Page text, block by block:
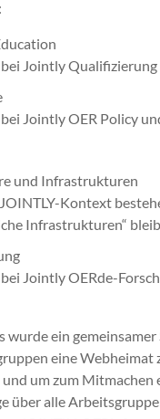
Jointly Qualifizierung
Jointly OER Policy
und Infrastrukturen
Kontext
Infrastrukturen“
Jointly OERde-
wurde ein
eine Webheimat
um zum Mitmachen
über alle